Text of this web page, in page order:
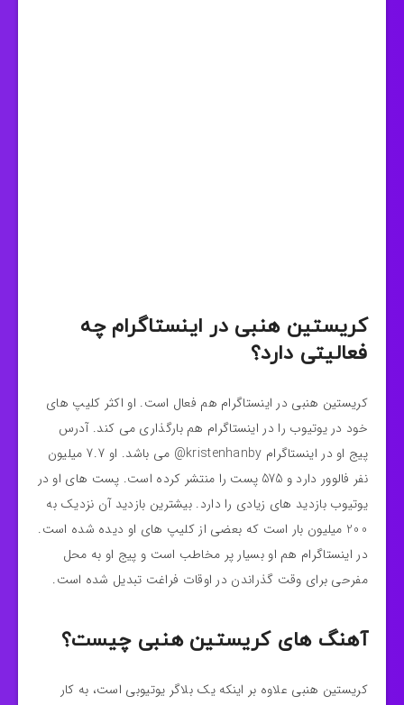
کریستین هنبی در اینستاگرام چه
فعالیتی دارد؟
کریستین هنبی در اینستاگرام هم فعال است. او اکثر کلیپ های
خود در یوتیوب را در اینستاگرام هم بارگذاری می کند. آدرس
پیج او در اینستاگرام kristenhanby@ می باشد. او 7.7 میلیون
نفر فالوور دارد و 575 پست را منتشر کرده است. پست های او در
یوتیوب بازدید های زیادی را دارد. بیشترین بازدید آن نزدیک به
200 میلیون بار است که بعضی از کلیپ های او دیده شده است.
در اینستاگرام هم او بسیار پر مخاطب است و پیج او به محل
مفرحی برای وقت گذراندن در اوقات فراغت تبدیل شده است.
آهنگ های کریستین هنبی چیست؟
کریستین هنبی علاوه بر اینکه یک بلاگر یوتیوبی است، به کار